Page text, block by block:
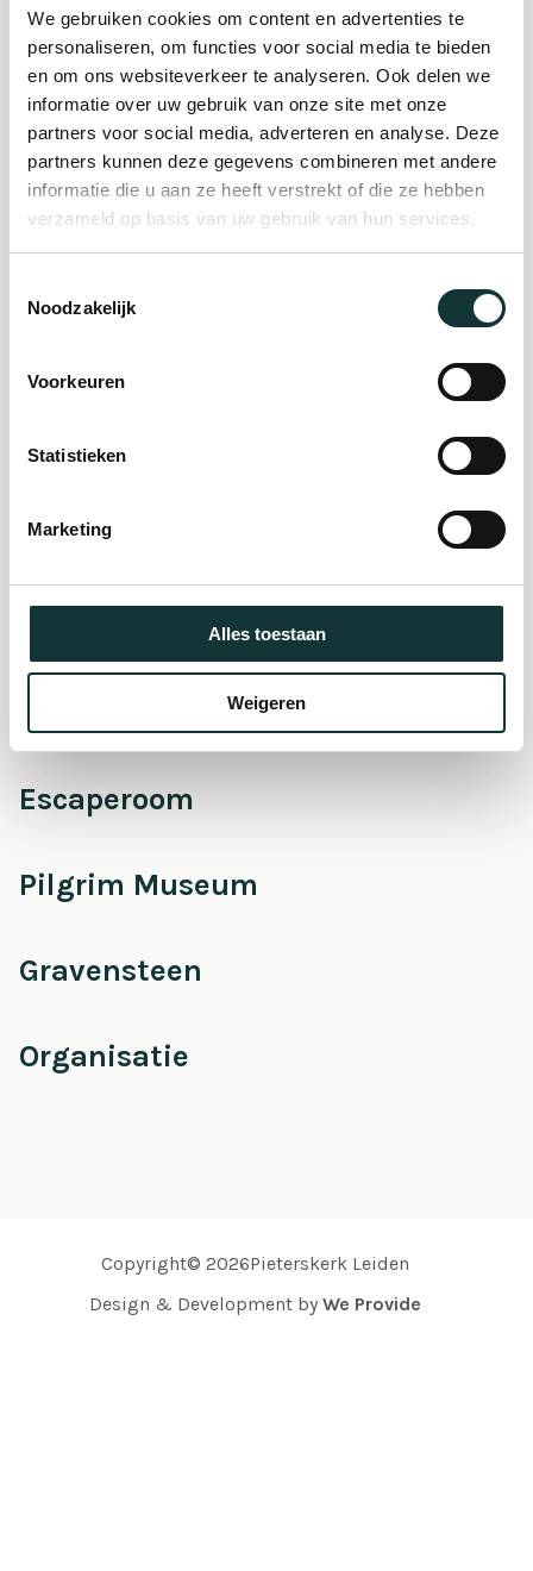
We gebruiken cookies om content en advertenties te
personaliseren, om functies voor social media te bieden
en om ons websiteverkeer te analyseren. Ook delen we
informatie over uw gebruik van onze site met onze
partners voor social media, adverteren en analyse. Deze
partners kunnen deze gegevens combineren met andere
informatie die u aan ze heeft verstrekt of die ze hebben
verzameld op basis van uw gebruik van hun services.
Noodzakelijk
Voorkeuren
Statistieken
Marketing
Alles toestaan
Weigeren
Plan je bezoek
Evenement
organiseren
Steun ons
Auditie
De Pieterskerk als
Onderhoud &
Escaperoom
Pilgrim Museum
Gravensteen
Organisatie
Copyright© 2026Pieterskerk Leiden
Design & Development by We Provide